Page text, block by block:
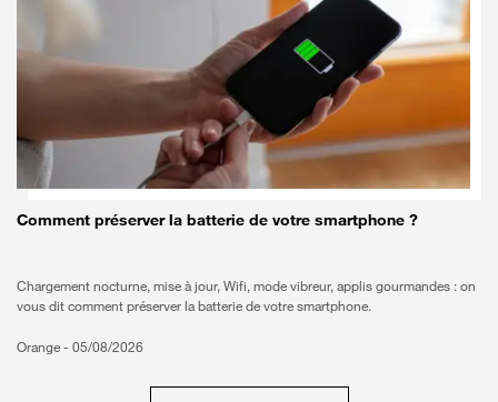
Comment préserver la batterie de votre smartphone ?
Chargement nocturne, mise à jour, Wifi, mode vibreur, applis gourmandes : on
vous dit comment préserver la batterie de votre smartphone.
Orange - 05/08/2026